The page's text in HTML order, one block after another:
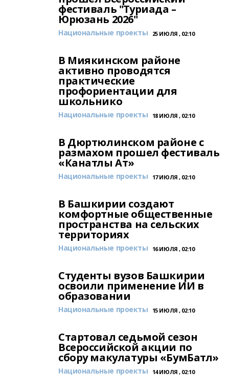
фестиваль "Туриада –
Юрюзань 2026"
Национальные проекты 25 ИЮЛЯ , 02:10
В Миякинском районе
активно проводятся
практические
профориентации для
школьнико
Национальные проекты 18 ИЮЛЯ , 02:10
В Дюртюлинском районе с
размахом прошел фестиваль
«Канатлы Ат»
Национальные проекты 17 ИЮЛЯ , 02:10
В Башкирии создают
комфортные общественные
пространства на сельских
территориях
Национальные проекты 16 ИЮЛЯ , 02:10
Студенты вузов Башкирии
освоили применение ИИ в
образовании
Национальные проекты 15 ИЮЛЯ , 02:10
Стартовал седьмой сезон
Всероссийской акции по
сбору макулатуры «БумБатл»
Национальные проекты 14 ИЮЛЯ , 02:10